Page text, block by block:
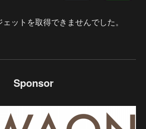
ットを取得できませんでした。
Sponsor